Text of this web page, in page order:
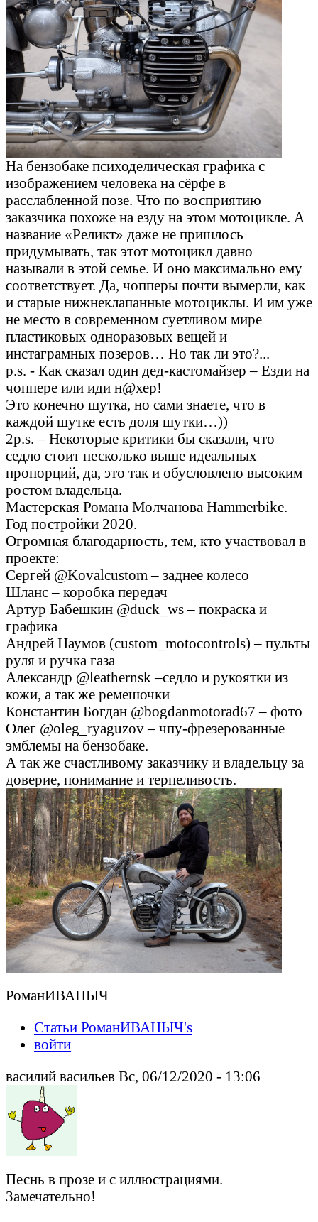
На бензобаке психоделическая графика с
изображением человека на сёрфе в
расслабленной позе. Что по восприятию
заказчика похоже на езду на этом мотоцикле. А
название «Реликт» даже не пришлось
придумывать, так этот мотоцикл давно
называли в этой семье. И оно максимально ему
соответствует. Да, чопперы почти вымерли, как
и старые нижнеклапанные мотоциклы. И им уже
не место в современном суетливом мире
пластиковых одноразовых вещей и
инстаграмных позеров… Но так ли это?...
p.s. - Как сказал один дед-кастомайзер – Езди на
чоппере или иди н@хер!
Это конечно шутка, но сами знаете, что в
каждой шутке есть доля шутки…))
2p.s. – Некоторые критики бы сказали, что
седло стоит несколько выше идеальных
пропорций, да, это так и обусловлено высоким
ростом владельца.
Мастерская Романа Молчанова Hammerbike.
Год постройки 2020.
Огромная благодарность, тем, кто участвовал в
проекте:
Сергей @Kovalcustom – заднее колесо
Шланс – коробка передач
Артур Бабешкин @duck_ws – покраска и
графика
Андрей Наумов (custom_motocontrols) – пульты
руля и ручка газа
Александр @leathernsk –седло и рукоятки из
кожи, а так же ремешочки
Константин Богдан @bogdanmotorad67 – фото
Олег @oleg_ryaguzov – чпу-фрезерованные
эмблемы на бензобаке.
А так же счастливому заказчику и владельцу за
доверие, понимание и терпеливость.
РоманИВАНЫЧ
Статьи РоманИВАНЫЧ's
войти
василий васильев Вс, 06/12/2020 - 13:06
Песнь в прозе и с иллюстрациями.
Замечательно!